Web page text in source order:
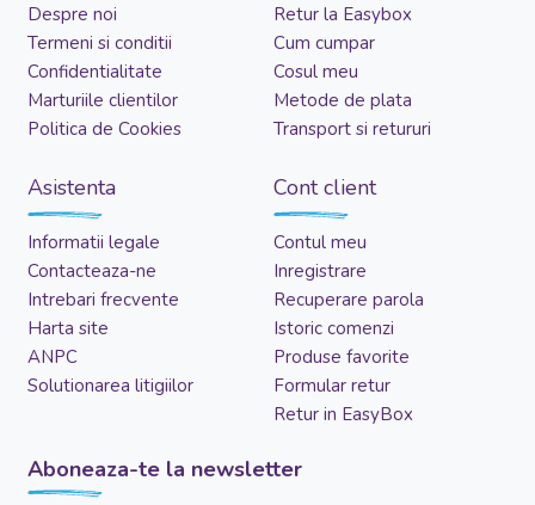
Despre noi
Termeni si conditii
Confidentialitate
Marturiile clientilor
Politica de Cookies
Retur la Easybox
Cum cumpar
Cosul meu
Metode de plata
Transport si retururi
Asistenta
Informatii legale
Contacteaza-ne
Intrebari frecvente
Harta site
ANPC
Solutionarea litigiilor
Cont client
Contul meu
Inregistrare
Recuperare parola
Istoric comenzi
Produse favorite
Formular retur
Retur in EasyBox
Aboneaza-te la newsletter